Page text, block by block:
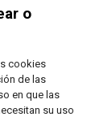
o
cookies
de las
en que las
su uso